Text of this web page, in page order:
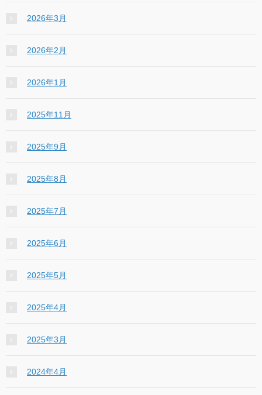
2026年3月
2026年2月
2026年1月
2025年11月
2025年9月
2025年8月
2025年7月
2025年6月
2025年5月
2025年4月
2025年3月
2024年4月